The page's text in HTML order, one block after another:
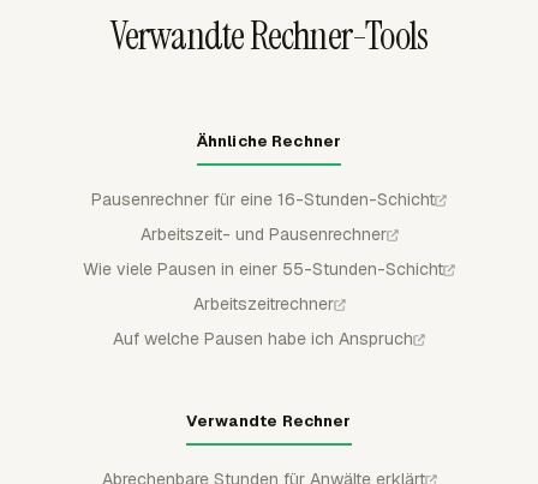
bevor Payroll oder Abrechnung die Summen verwendet.
Verwandte Rechner-Tools
Ähnliche Rechner
Pausenrechner für eine 16-Stunden-Schicht
Arbeitszeit- und Pausenrechner
Wie viele Pausen in einer 55-Stunden-Schicht
Arbeitszeitrechner
Auf welche Pausen habe ich Anspruch
Verwandte Rechner
Abrechenbare Stunden für Anwälte erklärt